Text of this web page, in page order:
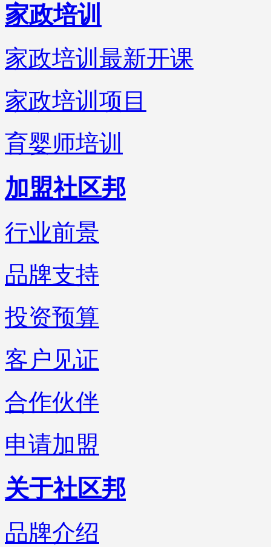
家政培训
家政培训最新开课
家政培训项目
育婴师培训
加盟社区邦
行业前景
品牌支持
投资预算
客户见证
合作伙伴
申请加盟
关于社区邦
品牌介绍